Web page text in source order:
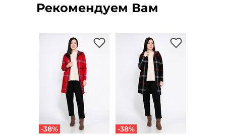
Рекомендуем Вам
-38%
-38%